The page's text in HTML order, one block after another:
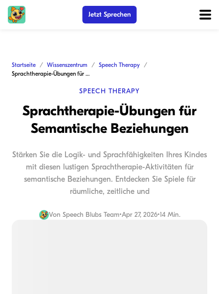
Jetzt Sprechen
Startseite Wissenszentrum
Speech Therapy
Sprachtherapie-Übungen für Semantische Beziehungen
SPEECH THERAPY
Sprachtherapie-Übungen für
Semantische Beziehungen
Stärken Sie die Logik- und Sprachfähigkeiten Ihres Kindes
mit diesen lustigen Sprachtherapie-Aktivitäten für
semantische Beziehungen. Entdecken Sie Spiele für
räumliche, zeitliche und
Von Speech Blubs Team•Apr 27, 2026•14 Min.